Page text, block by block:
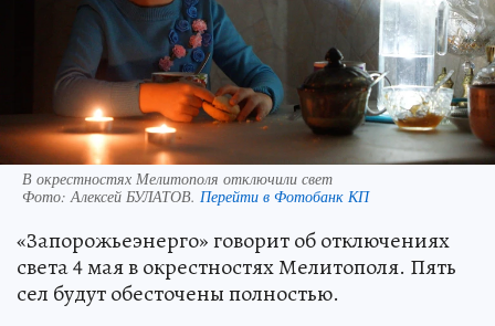
В окрестностях Мелитополя отключили свет
Фото:Алексей БУЛАТОВ. Перейти в Фотобанк КП
«Запорожьеэнерго» говорит об отключениях
света 4 мая в окрестностях Мелитополя. Пять
сел будут обесточены полностью.